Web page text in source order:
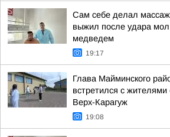
Сам себе делал
выжил после удара
медведем
19:17
Глава Майминского
встретился с
Верх-Карагуж
19:08